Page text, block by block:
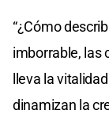
“¿Cómo
imborrable, las
lleva la
dinamizan la